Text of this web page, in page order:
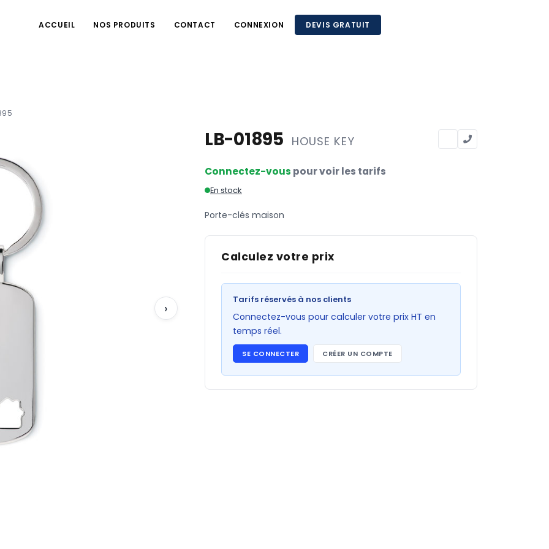
ACCUEIL NOS PRODUITS CONTACT CONNEXION DEVIS GRATUIT
›
LB-01895 HOUSE KEY
Connectez-vous pour voir les tarifs
En stock
Porte-clés maison
Calculez votre prix
Tarifs réservés à nos clients
Connectez-vous pour calculer votre prix HT en
temps réel.
SE CONNECTER CRÉER UN COMPTE